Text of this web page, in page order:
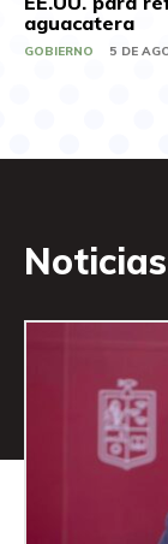
aguacatera
GOBIERNO 5 DE